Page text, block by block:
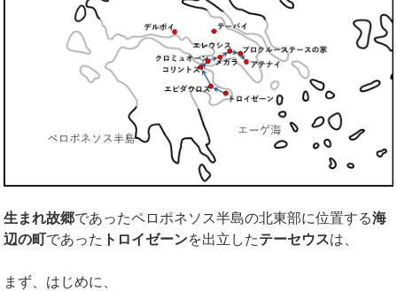
生まれ故郷であったペロポネソス半島の北東部に位置する海
辺の町であった トロイゼーンを出立したテーセウスは、
まず、はじめに、